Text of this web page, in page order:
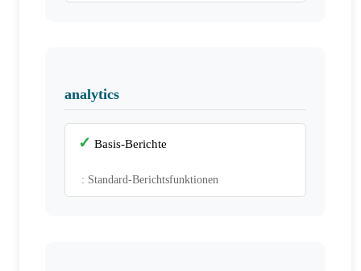
analytics
Basis-Berichte
: Standard-Berichtsfunktionen